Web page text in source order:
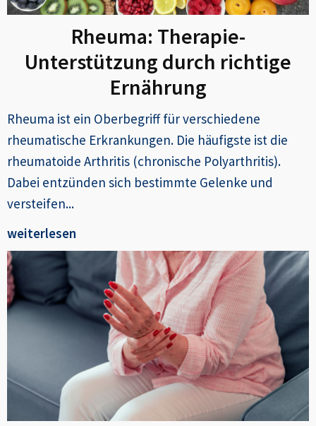
Rheuma: Therapie-
Unterstützung durch richtige
Ernährung
Rheuma ist ein Oberbegriff für verschiedene
rheumatische Erkrankungen. Die häufigste ist die
rheumatoide Arthritis (chronische Polyarthritis).
Dabei entzünden sich bestimmte Gelenke und
versteifen...
weiterlesen